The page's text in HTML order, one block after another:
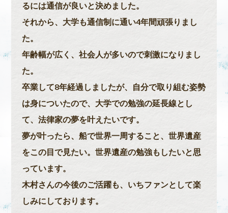
るには通信が良いと決めました。
それから、大学も通信制に通い4年間頑張りまし
た。
年齢幅が広く、社会人が多いので刺激になりまし
た。
卒業して8年経過しましたが、自分で取り組む姿勢
は身についたので、大学での勉強の延長線とし
て、法律家の夢を叶えたいです。
夢が叶ったら、船で世界一周すること、世界遺産
をこの目で見たい。世界遺産の勉強もしたいと思
っています。
木村さんの今後のご活躍も、いちファンとして楽
しみにしております。